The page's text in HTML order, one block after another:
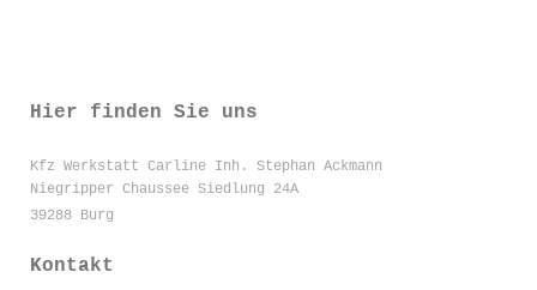
Hier finden Sie uns
Kfz Werkstatt Carline Inh. Stephan Ackmann
Niegripper Chaussee Siedlung
24A
39288 Burg
Kontakt